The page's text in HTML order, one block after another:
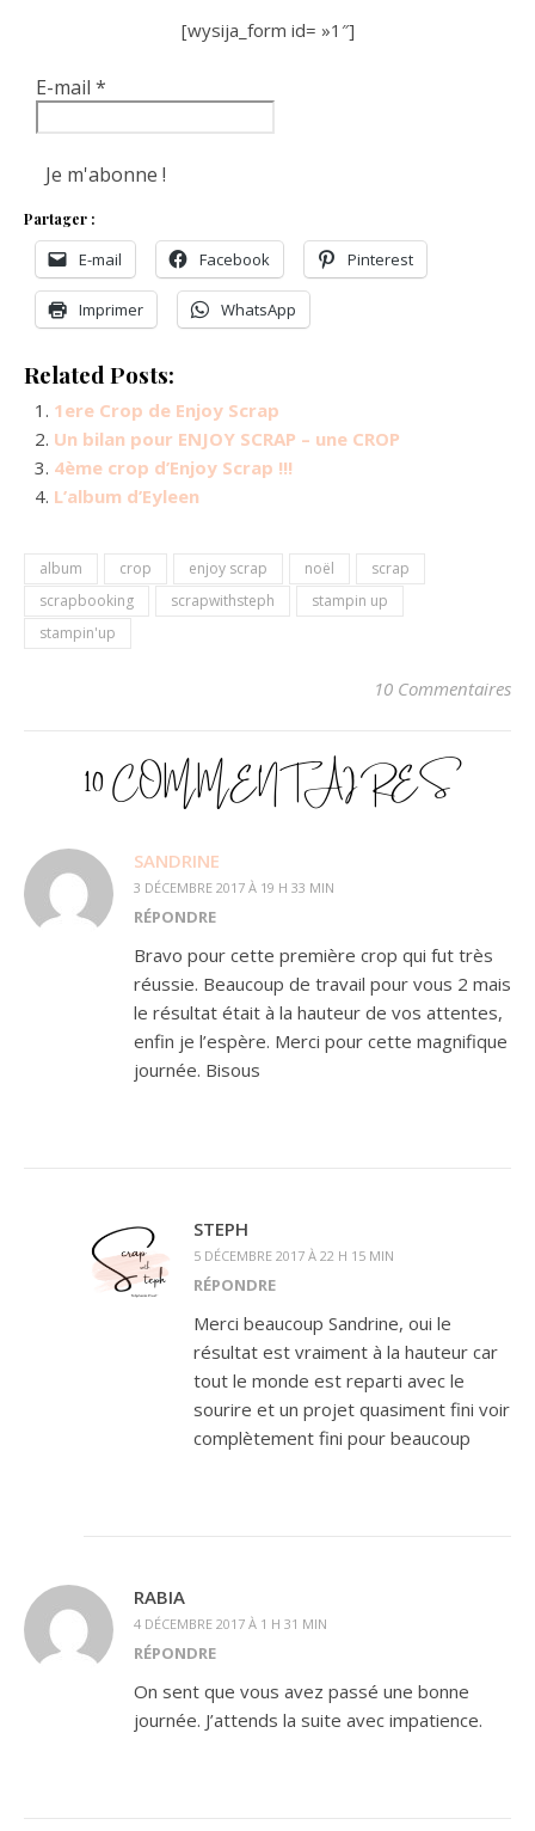
[wysija_form id= »1″]
E-mail *
Partager :
E-mail Facebook Pinterest
Imprimer WhatsApp
Related Posts:
1ere Crop de Enjoy Scrap
Un bilan pour ENJOY SCRAP – une CROP
4ème crop d’Enjoy Scrap !!!
L’album d’Eyleen
album crop enjoy scrap noël
scrap
scrapbooking
scrapwithsteph
stampin up
stampin'up
10 Commentaires
10 COMMENTAIRES
SANDRINE
3 DÉCEMBRE 2017 À 19 H 33 MIN
RÉPONDRE
Bravo pour cette première crop qui fut très
réussie. Beaucoup de travail pour vous 2 mais
le résultat était à la hauteur de vos attentes,
enfin je l’espère. Merci pour cette magnifique
journée. Bisous
STEPH
5 DÉCEMBRE 2017 À 22 H 15 MIN
RÉPONDRE
Merci beaucoup Sandrine, oui le
résultat est vraiment à la hauteur car
tout le monde est reparti avec le
sourire et un projet quasiment fini voir
complètement fini pour beaucoup
RABIA
4 DÉCEMBRE 2017 À 1 H 31 MIN
RÉPONDRE
On sent que vous avez passé une bonne
journée. J’attends la suite avec impatience.